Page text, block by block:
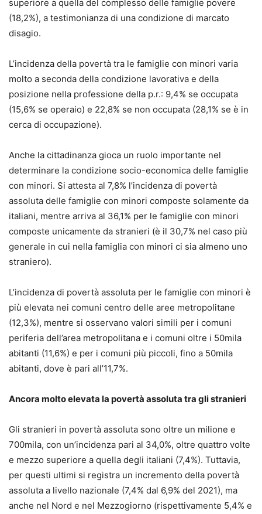
superiore a quella del complesso delle famiglie povere
(18,2%), a testimonianza di una condizione di marcato
disagio.
L’incidenza della povertà tra le famiglie con minori varia
molto a seconda della condizione lavorativa e della
posizione nella professione della p.r.: 9,4% se occupata
(15,6% se operaio) e 22,8% se non occupata (28,1% se è in
cerca di occupazione).
Anche la cittadinanza gioca un ruolo importante nel
determinare la condizione socio-economica delle famiglie
con minori. Si attesta al 7,8% l’incidenza di povertà
assoluta delle famiglie con minori composte solamente da
italiani, mentre arriva al 36,1% per le famiglie con minori
composte unicamente da stranieri (è il 30,7% nel caso più
generale in cui nella famiglia con minori ci sia almeno uno
straniero).
L’incidenza di povertà assoluta per le famiglie con minori è
più elevata nei comuni centro delle aree metropolitane
(12,3%), mentre si osservano valori simili per i comuni
periferia dell’area metropolitana e i comuni oltre i 50mila
abitanti (11,6%) e per i comuni più piccoli, fino a 50mila
abitanti, dove è pari all’11,7%.
Ancora molto elevata la povertà assoluta tra gli stranieri
Gli stranieri in povertà assoluta sono oltre un milione e
700mila, con un’incidenza pari al 34,0%, oltre quattro volte
e mezzo superiore a quella degli italiani (7,4%). Tuttavia,
per questi ultimi si registra un incremento della povertà
assoluta a livello nazionale (7,4% dal 6,9% del 2021), ma
anche nel Nord e nel Mezzogiorno (rispettivamente 5,4% e